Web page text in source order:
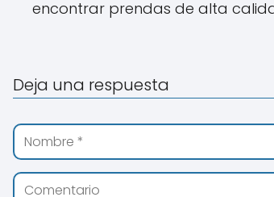
encontrar prendas de alta
Deja una respuesta